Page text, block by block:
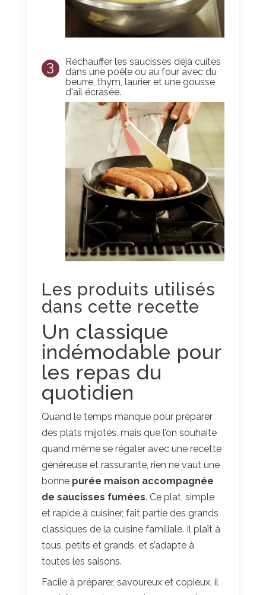
3
Réchauffer les saucisses déjà cuites
dans une poêle ou au four avec du
beurre, thym, laurier et une gousse
d'ail écrasée.
Les produits utilisés
dans cette recette
Un classique
indémodable pour
les repas du
quotidien
Quand le temps manque pour préparer
des plats mijotés, mais que l’on souhaite
quand même se régaler avec une recette
généreuse et rassurante, rien ne vaut une
bonne purée maison accompagnée
de saucisses fumées. Ce plat, simple
et rapide à cuisiner, fait partie des grands
classiques de la cuisine familiale. Il plaît à
tous, petits et grands, et s’adapte à
toutes les saisons.
Facile à préparer, savoureux et copieux, il